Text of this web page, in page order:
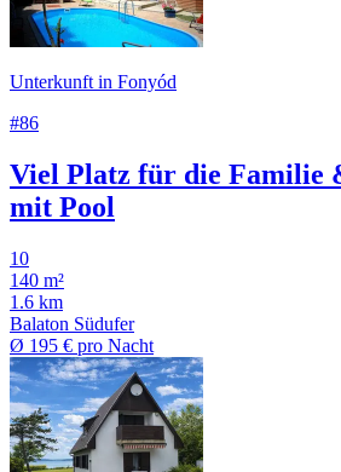
Unterkunft in Fonyód
#86
Viel Platz für die Familie
mit Pool
10
140 m²
1.6 km
Balaton Südufer
Ø 195 € pro Nacht